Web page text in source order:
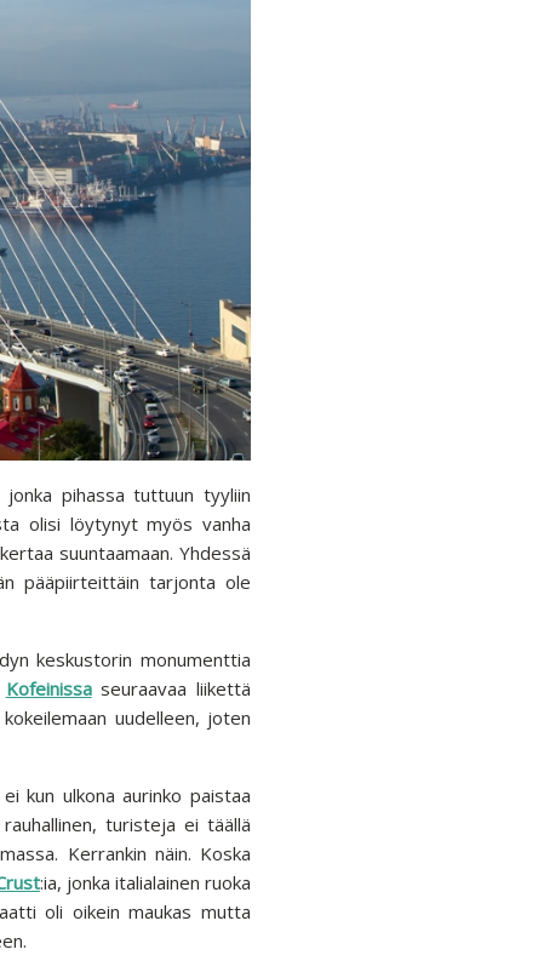
pihassa tuttuun tyyliin
olisi löytynyt myös vanha
suuntaamaan. Yhdessä
pääpiirteittäin tarjonta ole
keskustorin monumenttia
Kofeinissaseuraavaa liikettä
uudelleen, joten
kun ulkona aurinko paistaa
turisteja ei täällä
Kerrankin näin. Koska
:ia, jonka italialainen ruoka
oli oikein maukas mutta